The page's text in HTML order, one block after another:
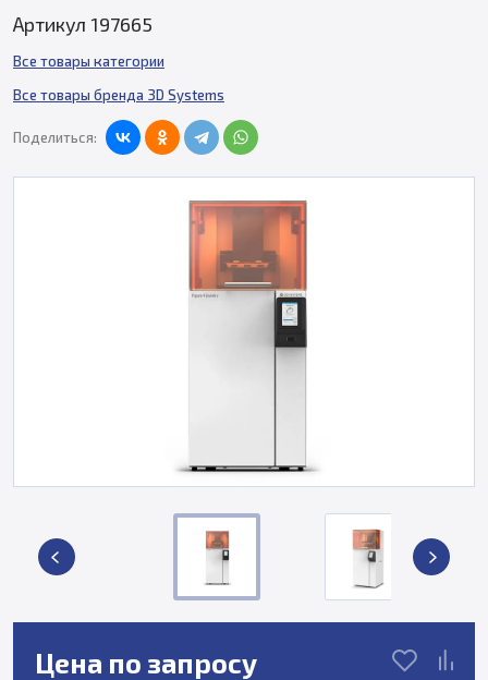
Артикул 197665
Все товары категории
Все товары бренда 3D Systems
Поделиться:
Цена по запросу